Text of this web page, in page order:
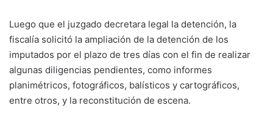
Luego que el juzgado decretara legal la detención, la
fiscalía solicitó la ampliación de la detención de los
imputados por el plazo de tres días con el fin de realizar
algunas diligencias pendientes, como informes
planimétricos, fotográficos, balísticos y cartográficos,
entre otros, y la reconstitución de escena.